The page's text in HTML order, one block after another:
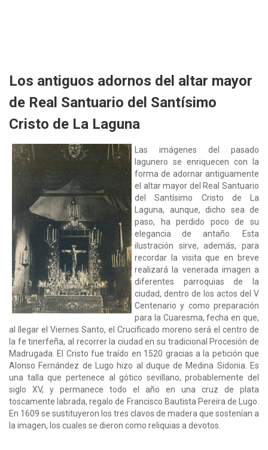
Los antiguos adornos del altar mayor
de Real Santuario del Santísimo
Cristo de La Laguna
Las imágenes del pasado
lagunero se enriquecen con la
forma de adornar antiguamente
el altar mayor del Real Santuario
del Santísimo Cristo de La
Laguna, aunque, dicho sea de
paso, ha perdido poco de su
elegancia de antaño. Esta
ilustración sirve, además, para
recordar la visita que en breve
realizará la venerada imagen a
diferentes parroquias de la
ciudad, dentro de los actos del V
Centenario y como preparación
para la Cuaresma, fecha en que,
al llegar el Viernes Santo, el Crucificado moreno será el centro de
la fe tinerfeña, al recorrer la ciudad en su tradicional Procesión de
Madrugada. El Cristo fue traído en 1520 gracias a la petición que
Alonso Fernández de Lugo hizo al duque de Medina Sidonia. Es
una talla que pertenece al gótico sevillano, probablemente del
siglo XV, y permanece todo el año en una cruz de plata
toscamente labrada, regalo de Francisco Bautista Pereira de Lugo.
En 1609 se sustituyeron los tres clavos de madera que sostenían a
la imagen, los cuales se dieron como reliquias a devotos.